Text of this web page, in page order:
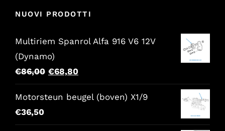
NUOVI PRODOTTI
Multiriem Spanrol Alfa 916 V6 12V
(Dynamo)
€86,00 Il
prezzo
originale
€68,80Il
prezzo
attuale
Motorsteun beugel (boven) X1/9
€36,50